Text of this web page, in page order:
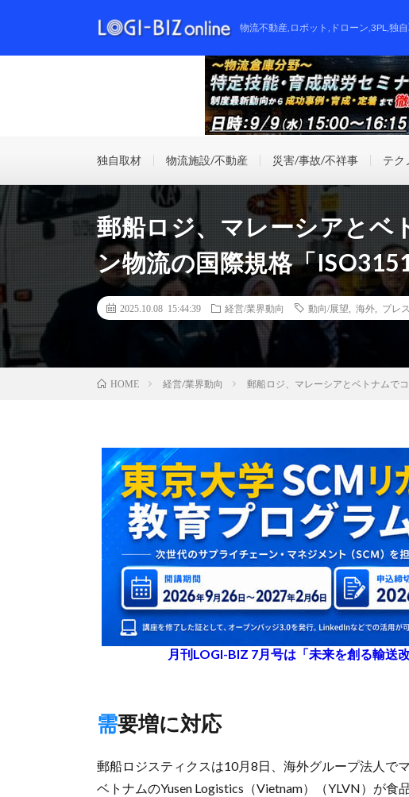
物流不動産,ロボット,ドローン,3PL,独
独自取材 物流施設/不動産 災害/事故/不祥事 テク
郵船ロジ、マレーシアとベ
ン物流の国際規格「
2025.10.08 15:44:39 経営/業界動向 動向/展望 海外 プレ
HOME 経営/業界動向 郵船ロジ、マレーシアとベトナムで
月刊LOGI-BIZ 7月号は「未来を創る輸送
需要増に対応
郵船ロジスティクスは10月8日、海外グループ法人で
ベトナムのYusen Logistics（Vietnam）（YLVN）が